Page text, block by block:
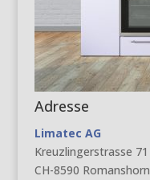
Adresse
Limatec AG
Kreuzlingerstrasse 71
CH-8590 Romanshorn